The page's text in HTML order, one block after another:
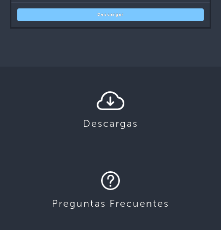
Descargar
Descargas
Preguntas Frecuentes